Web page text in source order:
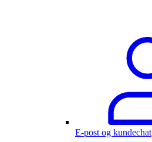
E-post og kundechat